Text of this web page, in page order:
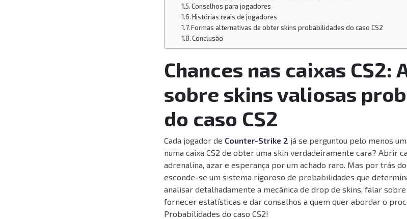
Conselhos para jogadores
Histórias reais de jogadores
Formas alternativas de obter skins probabilidades do caso CS2
Conclusão
Chances nas caixas CS2:
sobre skins valiosas
do caso CS2
Cada jogador de Counter-Strike 2 já se perguntou pelo menos
numa caixa CS2 de obter uma skin verdadeiramente cara? Abrir
adrenalina, azar e esperança por um achado raro. Mas por trás
esconde-se um sistema rigoroso de probabilidades que
analisar detalhadamente a mecânica de drop de skins, falar sobre
fornecer estatísticas e dar conselhos a quem quer abordar o
Probabilidades do caso CS2!